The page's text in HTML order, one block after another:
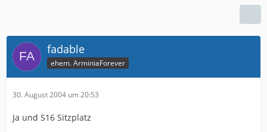
fadable
ehem. ArminiaForever
30. August 2004 um 20:53
Ja und S16 Sitzplatz